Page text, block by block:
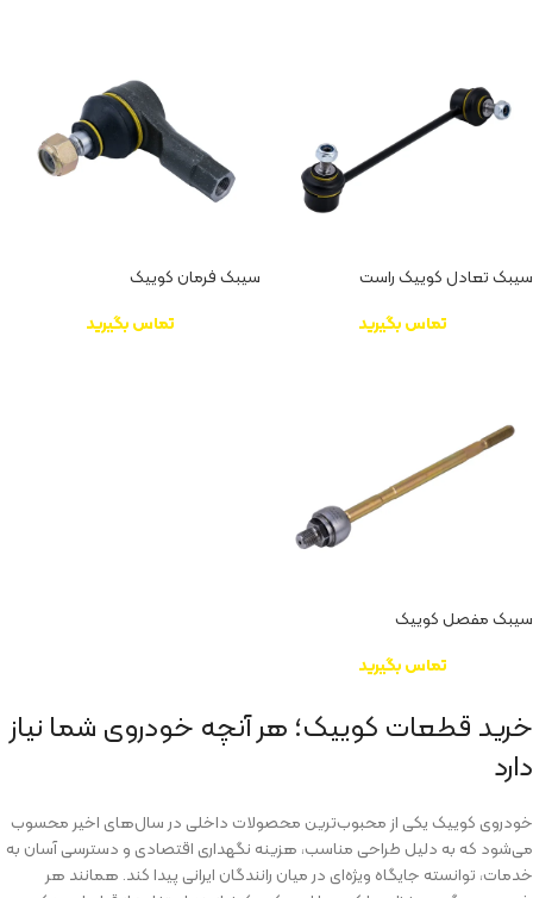
سیبک تعادل کوییک راست
تماس بگیرید
سیبک فرمان کوییک
تماس بگیرید
سیبک مفصل کوییک
تماس بگیرید
خرید قطعات کوییک؛ هر آنچه خودروی شما نیاز
دارد
خودروی کوییک یکی از محبوب‌ترین محصولات داخلی در سال‌های اخیر محسوب
می‌شود که به دلیل طراحی مناسب، هزینه نگهداری اقتصادی و دسترسی آسان به
خدمات، توانسته جایگاه ویژه‌ای در میان رانندگان ایرانی پیدا کند. همانند هر